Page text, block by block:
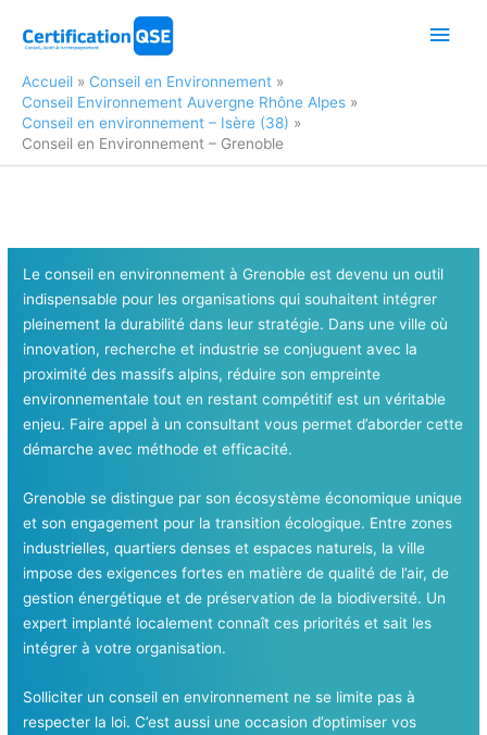
Accueil
Conseil en Environnement
Conseil Environnement Auvergne Rhône Alpes
Conseil en environnement – Isère (38)
Conseil en Environnement – Grenoble
Le conseil en environnement à Grenoble est devenu un outil
indispensable pour les organisations qui souhaitent intégrer
pleinement la durabilité dans leur stratégie. Dans une ville où
innovation, recherche et industrie se conjuguent avec la
proximité des massifs alpins, réduire son empreinte
environnementale tout en restant compétitif est un véritable
enjeu. Faire appel à un consultant vous permet d’aborder cette
démarche avec méthode et efficacité.
Grenoble se distingue par son écosystème économique unique
et son engagement pour la transition écologique. Entre zones
industrielles, quartiers denses et espaces naturels, la ville
impose des exigences fortes en matière de qualité de l’air, de
gestion énergétique et de préservation de la biodiversité. Un
expert implanté localement connaît ces priorités et sait les
intégrer à votre organisation.
Solliciter un conseil en environnement ne se limite pas à
respecter la loi. C’est aussi une occasion d’optimiser vos